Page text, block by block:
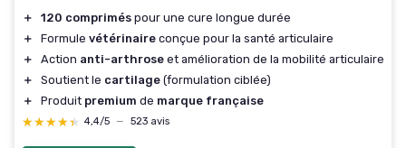
＋ 120 comprimés pour une cure longue durée
＋
Formule vétérinaire conçue pour la santé articulaire
＋
Action anti-arthrose et amélioration de la mobilité articulaire
＋
Soutient le cartilage (formulation ciblée)
＋
Produit premium de marque française
★★★★★
★★★★★ 4,4/5 — 523 avis